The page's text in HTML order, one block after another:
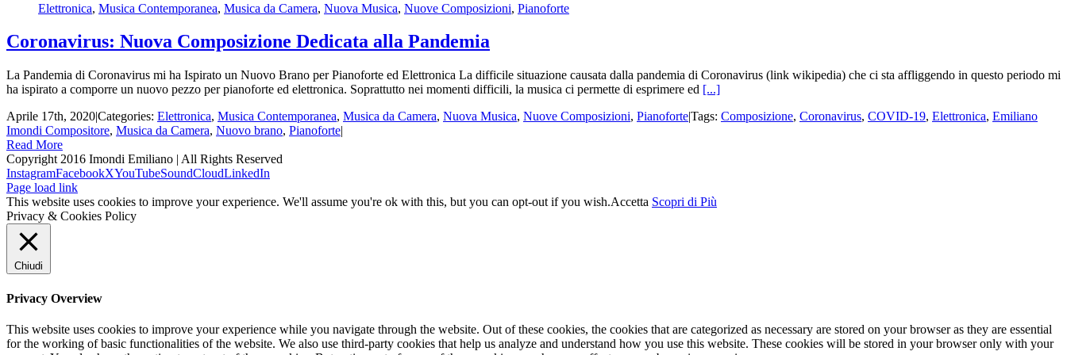
Elettronica, Musica Contemporanea, Musica da Camera, Nuova Musica, Nuove Composizioni, Pianoforte
Coronavirus: Nuova Composizione Dedicata alla Pandemia
La Pandemia di Coronavirus mi ha Ispirato un Nuovo Brano per Pianoforte ed Elettronica La difficile situazione causata dalla pandemia di Coronavirus (link wikipedia) che ci sta affliggendo in questo periodo mi
ha ispirato a comporre un nuovo pezzo per pianoforte ed elettronica. Soprattutto nei momenti difficili, la musica ci permette di esprimere ed [...]
Aprile 17th, 2020|Categories: Elettronica, Musica Contemporanea, Musica da Camera, Nuova Musica, Nuove Composizioni, Pianoforte|Tags: Composizione, Coronavirus, COVID-19, Elettronica, Emiliano
Imondi Compositore, Musica da Camera, Nuovo brano, Pianoforte|
Read More
Copyright 2016 Imondi Emiliano | All Rights Reserved
InstagramFacebookXYouTubeSoundCloudLinkedIn
Page load link
This website uses cookies to improve your experience. We'll assume you're ok with this, but you can opt-out if you wish.Accetta Scopri di Più
Privacy & Cookies Policy
Chiudi
Privacy Overview
This website uses cookies to improve your experience while you navigate through the website. Out of these cookies, the cookies that are categorized as necessary are stored on your browser as they are essential
for the working of basic functionalities of the website. We also use third-party cookies that help us analyze and understand how you use this website. These cookies will be stored in your browser only with your